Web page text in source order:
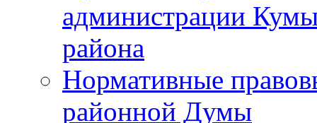
администрации
района
Нормативные
районной Думы